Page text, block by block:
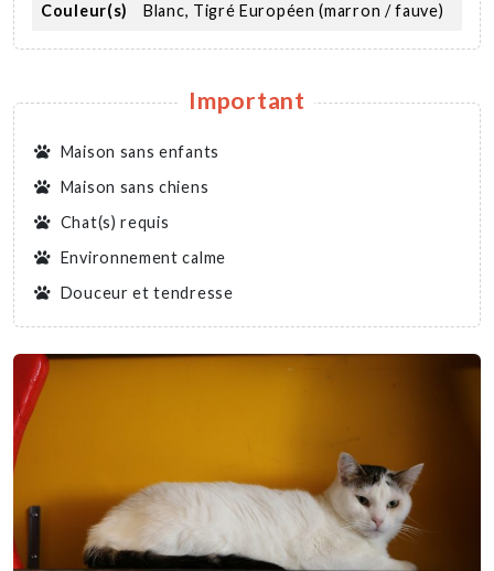
Couleur(s) Blanc, Tigré Européen (marron / fauve)
Important
Maison sans enfants
Maison sans chiens
Chat(s) requis
Environnement calme
Douceur et tendresse